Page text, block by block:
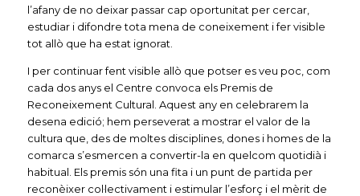
l’afany de no deixar passar cap oportunitat per cercar,
estudiar i difondre tota mena de coneixement i fer visible
tot allò que ha estat ignorat.
I per continuar fent visible allò que potser es veu poc, com
cada dos anys el Centre convoca els Premis de
Reconeixement Cultural. Aquest any en celebrarem la
desena edició; hem perseverat a mostrar el valor de la
cultura que, des de moltes disciplines, dones i homes de la
comarca s’esmercen a convertir-la en quelcom quotidià i
habitual. Els premis són una fita i un punt de partida per
reconèixer col·lectivament i estimular l’esforç i el mèrit de